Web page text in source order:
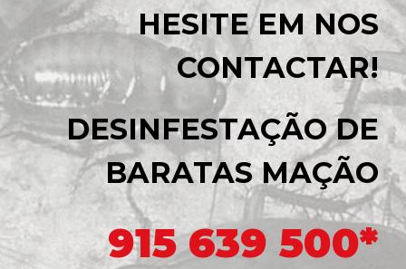
HESITE EM NOS
CONTACTAR!
DESINFESTAÇÃO DE
BARATAS MAÇÃO
915 639 500*